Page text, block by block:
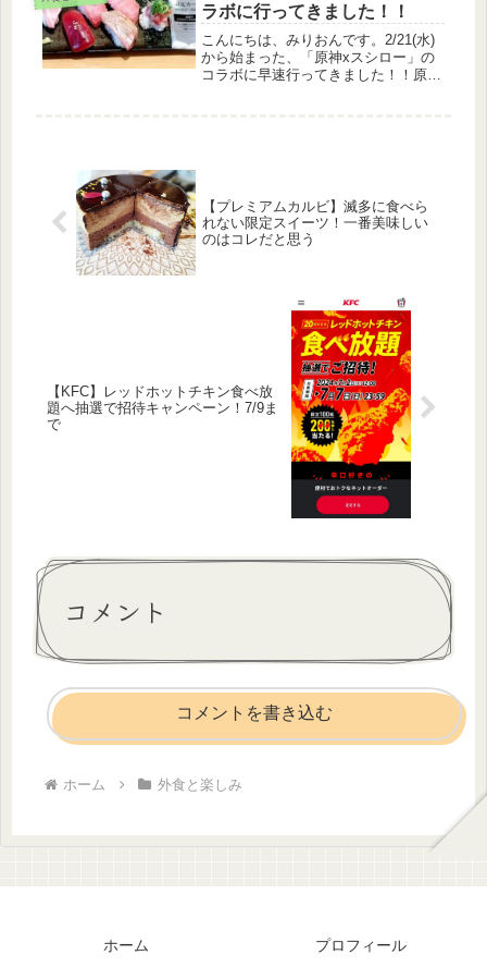
ラボに行ってきました！！
こんにちは、みりおんです。2/21(水)
から始まった、「原神xスシロー」の
コラボに早速行ってきました！！原神
【プレミアムカルビ】滅多に食べら
れない限定スイーツ！一番美味しい
のはコレだと思う
【KFC】レッドホットチキン食べ放
題へ抽選で招待キャンペーン！7/9ま
で
コメント
コメントを書き込む
ホーム 外食と楽しみ
ホーム
プロフィール